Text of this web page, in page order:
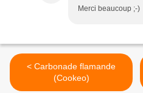
Merci beaucoup ;-)
< Carbonade flamande
(Cookeo)